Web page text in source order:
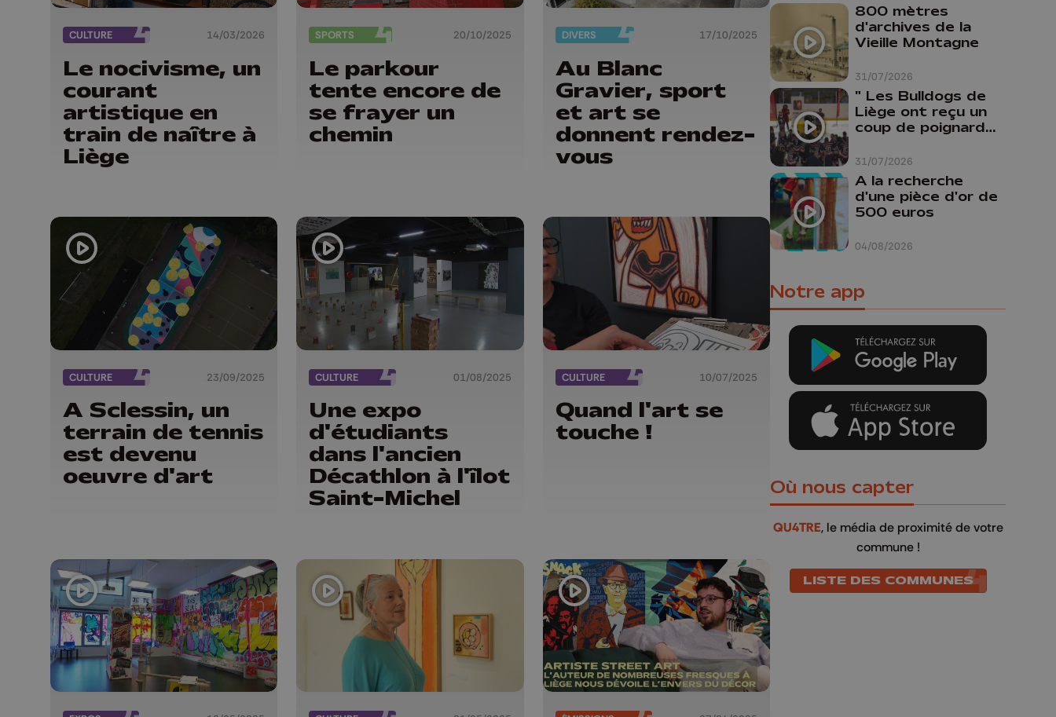
CULTURE 14/03/2026
Le nocivisme, un
courant
artistique en
train de naître à
Liège
SPORTS 20/10/2025
Le parkour
tente encore de
se frayer un
chemin
DIVERS 17/10/2025
Au Blanc
Gravier, sport
et art se
donnent rendez-
vous
CULTURE 23/09/2025
A Sclessin, un
terrain de tennis
est devenu
oeuvre d'art
CULTURE 01/08/2025
Une expo
d'étudiants
dans l'ancien
Décathlon à l'îlot
Saint-Michel
CULTURE 10/07/2025
Quand l'art se
touche !
31/07/2026
800 mètres
d'archives de la
Vieille Montagne
31/07/2026
" Les Bulldogs de
Liège ont reçu un
coup de poignard
04/08/2026
A la recherche
d'une pièce d'or de
500 euros
Notre app
Où nous capter
QU4TRE, le média de proximité de votre
commune !
LISTE DES COMMUNES